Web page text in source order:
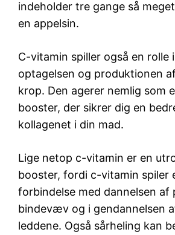
indeholder tre gange så
en appelsin.
C-vitamin spiller også en rolle
optagelsen og produktionen
krop. Den agerer nemlig som
booster, der sikrer dig en
kollagenet i din mad.
Lige netop c-vitamin er en
booster, fordi c-vitamin spiler
forbindelse med dannelsen af
bindevæv og i gendannelsen
leddene. Også sårheling kan